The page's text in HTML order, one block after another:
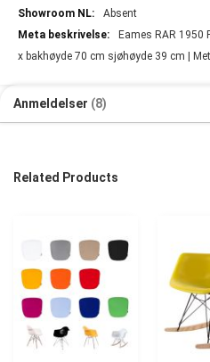
Absent
Eames RAR 1950
x bakhøyde 70 cm sjøhøyde 39 cm |
Anmeldelser 8
Related Products